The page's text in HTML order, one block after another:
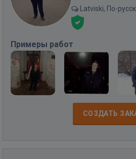
Latviski, По-
Примеры работ
СОЗДАТЬ